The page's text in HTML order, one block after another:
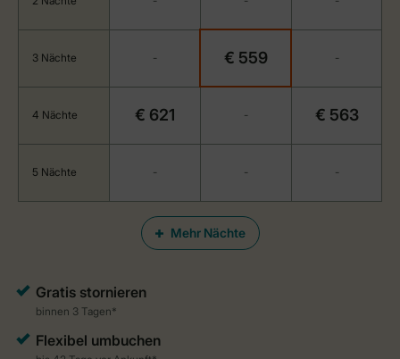
Mehr Nächte
3 Nächte - € 559 -
4 Nächte € 621 - € 563
5 Nächte - - -